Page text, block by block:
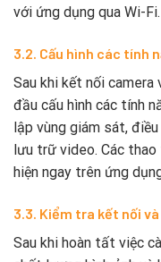
với ứng dụng qua Wi-Fi.
3.2. Cấu hình các tính
Sau khi kết nối
đầu cấu hình các tính
lập vùng giám sát,
lưu trữ video. Các
hiện ngay trên ứng
3.3. Kiểm tra kết nối
Sau khi hoàn tất việc